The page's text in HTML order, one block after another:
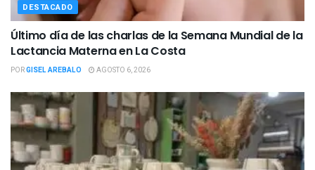
DESTACADO
Último día de las charlas de la Semana Mundial de la
Lactancia Materna en La Costa
PORGISEL AREBALO AGOSTO 6, 2026